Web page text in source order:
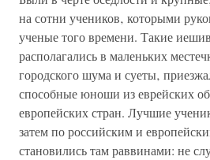
на сотни учеников‚ которыми
ученые того времени. Такие
располагались в маленьких
городского шума и суеты‚
способные юноши из еврейских
европейских стран. Лучшие
затем по российским и
становились там раввинами: не